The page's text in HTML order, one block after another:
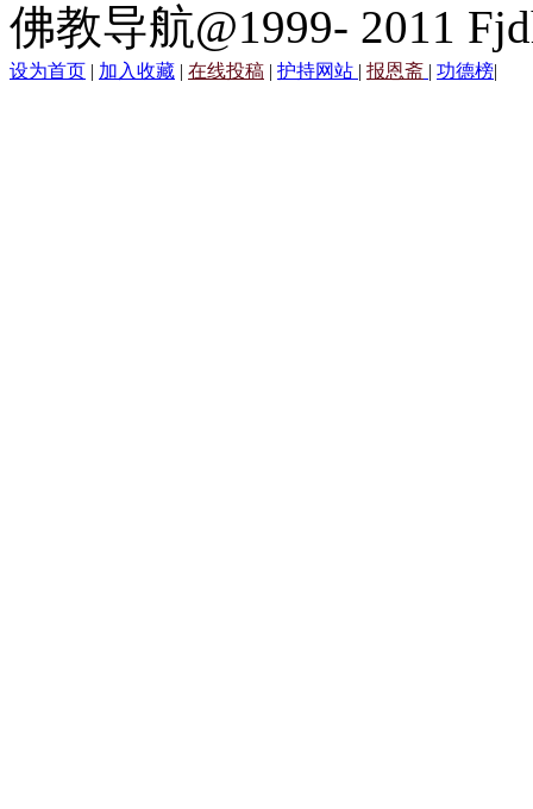
佛教导航@1999- 2011
设为首页 | 加入收藏 | 在线投稿 | 护持网站 | 报恩斋 | 功德榜|